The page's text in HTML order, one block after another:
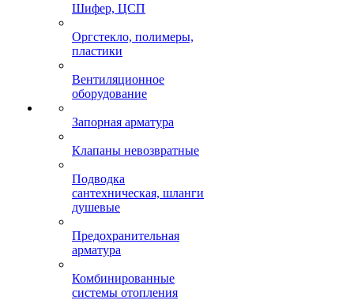
Шифер, ЦСП
Оргстекло, полимеры,
пластики
Вентиляционное
оборудование
Запорная арматура
Клапаны невозвратные
Подводка
сантехническая, шланги
душевые
Предохранительная
арматура
Комбинированные
системы отопления